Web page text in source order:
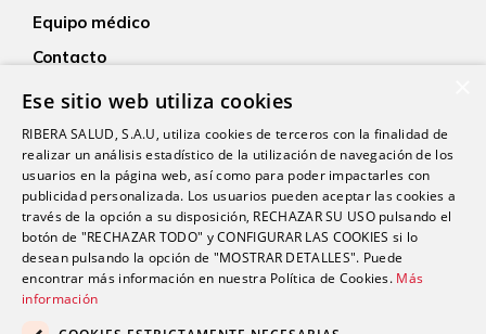
Equipo médico
Contacto
Empleo
Actualidad
Ese sitio web utiliza cookies
RIBERA SALUD, S.A.U, utiliza cookies de terceros con la finalidad de
realizar un análisis estadístico de la utilización de navegación de los
usuarios en la página web, así como para poder impactarles con
publicidad personalizada. Los usuarios pueden aceptar las cookies a
través de la opción a su disposición, RECHAZAR SU USO pulsando el
botón de "RECHAZAR TODO" y CONFIGURAR LAS COOKIES si lo
desean pulsando la opción de "MOSTRAR DETALLES". Puede
encontrar más información en nuestra Política de Cookies. Más
información